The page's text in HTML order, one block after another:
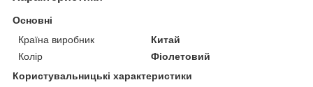
Основні
Країна виробник
Китай
Колір
Фіолетовий
Користувальницькі характеристики